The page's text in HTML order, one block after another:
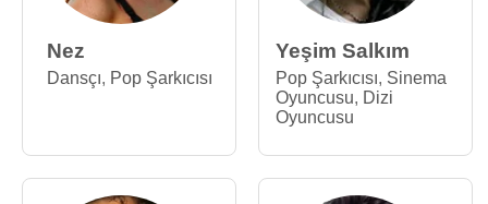
Nez
Dansçı, Pop Şarkıcısı
Yeşim Salkım
Pop Şarkıcısı, Sinema
Oyuncusu, Dizi
Oyuncusu